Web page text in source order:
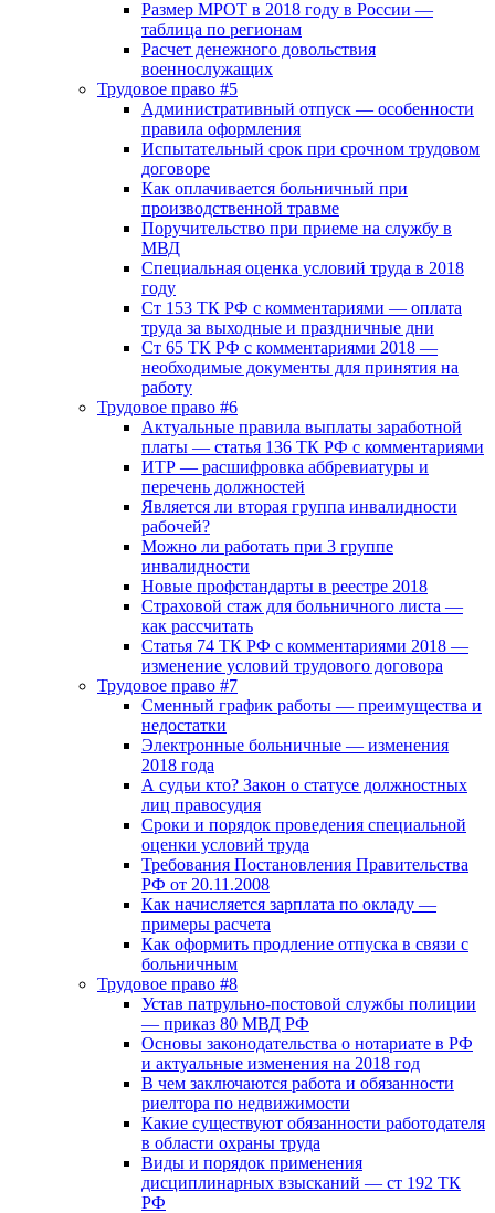
Размер МРОТ в 2018 году в России —
таблица по регионам
Расчет денежного довольствия
военнослужащих
Трудовое право #5
Административный отпуск — особенности
правила оформления
Испытательный срок при срочном трудовом
договоре
Как оплачивается больничный при
производственной травме
Поручительство при приеме на службу в
МВД
Специальная оценка условий труда в 2018
году
Ст 153 ТК РФ с комментариями — оплата
труда за выходные и праздничные дни
Ст 65 ТК РФ с комментариями 2018 —
необходимые документы для принятия на
работу
Трудовое право #6
Актуальные правила выплаты заработной
платы — статья 136 ТК РФ с комментариями
ИТР — расшифровка аббревиатуры и
перечень должностей
Является ли вторая группа инвалидности
рабочей?
Можно ли работать при 3 группе
инвалидности
Новые профстандарты в реестре 2018
Страховой стаж для больничного листа —
как рассчитать
Статья 74 ТК РФ с комментариями 2018 —
изменение условий трудового договора
Трудовое право #7
Сменный график работы — преимущества и
недостатки
Электронные больничные — изменения
2018 года
А судьи кто? Закон о статусе должностных
лиц правосудия
Сроки и порядок проведения специальной
оценки условий труда
Требования Постановления Правительства
РФ от 20.11.2008
Как начисляется зарплата по окладу —
примеры расчета
Как оформить продление отпуска в связи с
больничным
Трудовое право #8
Устав патрульно-постовой службы полиции
— приказ 80 МВД РФ
Основы законодательства о нотариате в РФ
и актуальные изменения на 2018 год
В чем заключаются работа и обязанности
риелтора по недвижимости
Какие существуют обязанности работодателя
в области охраны труда
Виды и порядок применения
дисциплинарных взысканий — ст 192 ТК
РФ